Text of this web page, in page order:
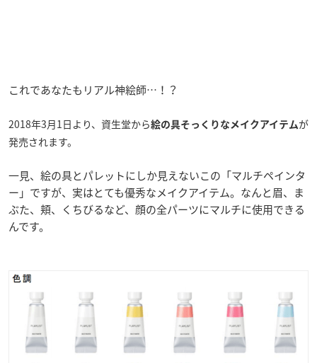
これであなたもリアル神絵師…！？
2018年3月1日より、資生堂から絵の具そっくりなメイクアイテム が
発売されます。
一見、絵の具とパレットにしか見えないこの「マルチペインタ
ー」ですが、実はとても優秀なメイクアイテム。なんと眉、ま
ぶた、頬、くちびるなど、顔の全パーツにマルチに使用できる
んです。